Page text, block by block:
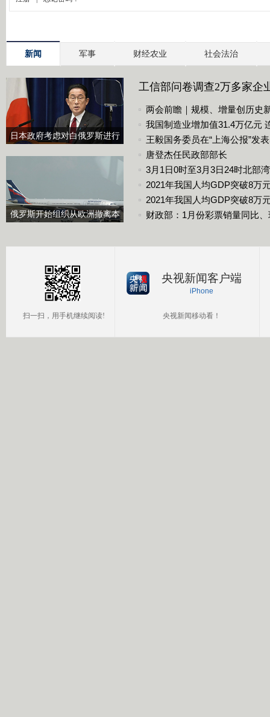
新闻 军事 财经农业 社会法治
日本政府考虑对白俄罗斯进行
俄罗斯开始组织从欧洲撤离本
工信部问卷调查2万多家企
两会前瞻｜规模、增量创历史
我国制造业增加值31.4万亿元
王毅国务委员在“上海公报”发
唐登杰任民政部部长
3月1日0时至3月3日24时北部
2021年我国人均GDP突破8万
2021年我国人均GDP突破8万
财政部：1月份彩票销量同比
扫一扫，用手机继续阅读!
央视新闻客户端
iPhone
央视新闻移动看！